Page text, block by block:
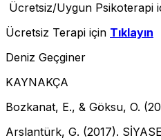
Ücretsiz/Uygun Psikoterapi
Ücretsiz Terapi için Tıklayın
Deniz Geçginer
KAYNAKÇA
Bozkanat, E., & Göksu, O.
Arslantürk, G. (2017).